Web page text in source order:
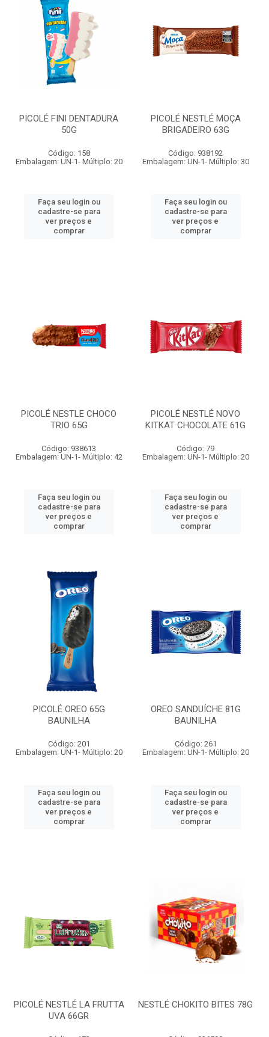
PICOLÉ FINI DENTADURA
50G
Código: 158
Embalagem: UN-1- Múltiplo: 20
Faça seu login ou
cadastre-se para
ver preços e
comprar
PICOLÉ NESTLÉ MOÇA
BRIGADEIRO 63G
Código: 938192
Embalagem: UN-1- Múltiplo: 30
Faça seu login ou
cadastre-se para
ver preços e
comprar
PICOLÉ NESTLE CHOCO
TRIO 65G
Código: 938613
Embalagem: UN-1- Múltiplo: 42
Faça seu login ou
cadastre-se para
ver preços e
comprar
PICOLÉ NESTLÉ NOVO
KITKAT CHOCOLATE 61G
Código: 79
Embalagem: UN-1- Múltiplo: 20
Faça seu login ou
cadastre-se para
ver preços e
comprar
PICOLÉ OREO 65G
BAUNILHA
Código: 201
Embalagem: UN-1- Múltiplo: 20
Faça seu login ou
cadastre-se para
ver preços e
comprar
OREO SANDUÍCHE 81G
BAUNILHA
Código: 261
Embalagem: UN-1- Múltiplo: 20
Faça seu login ou
cadastre-se para
ver preços e
comprar
PICOLÉ NESTLÉ LA FRUTTA
UVA 66GR
NESTLÉ CHOKITO BITES 78G